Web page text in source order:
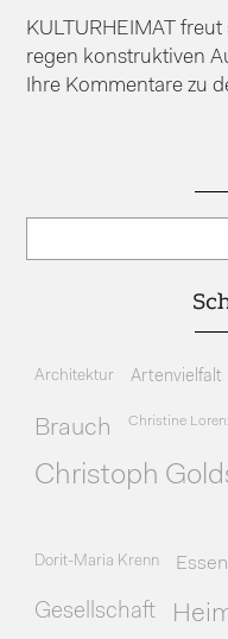
KULTURHEIMAT
regen konstruktiven
Ihre Kommentare zu
Architektur Artenvielfalt
Brauch Christine
Christoph
Dorit-Maria Krenn Essen
Gesellschaft